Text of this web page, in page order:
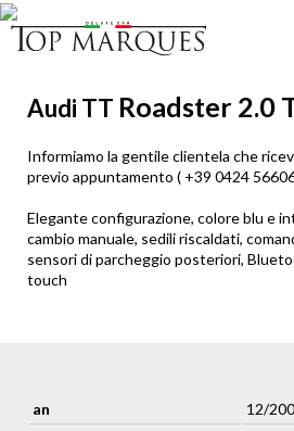
Audi TT Roadster 2.0
Informiamo la gentile clientela che
previo appuntamento ( +39 0424
Elegante configurazione, colore blu e
cambio manuale, sedili riscaldati,
sensori di parcheggio posteriori,
touch
an
12/